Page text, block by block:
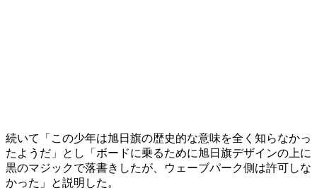
続いて「この少年は旭日旗の歴史的な意味を全く知らなかっ
たようだ」とし「ボードに乗るために旭日旗デザインの上に
黒のマジックで落書きしたが、ウェーブパーク側は許可しな
かった」と説明した。